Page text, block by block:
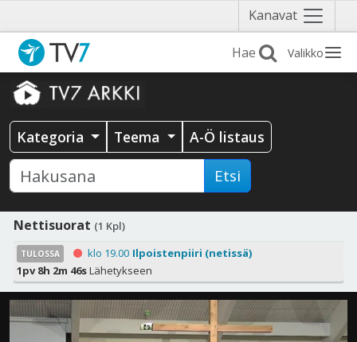
Kanavat Näytä
valikko
Valikko
Kategoria Teema A-Ö listaus
Etsi
Nettisuorat (1 Kpl)
TULOSSA klo 19.00 Ilpoistenpiiri (netissä)
1pv 8h 2m 45sLähetykseen